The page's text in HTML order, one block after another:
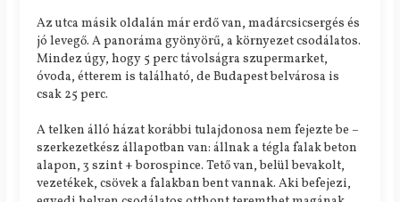
Az utca másik oldalán már erdő van, madárcsicsergés és
jó levegő. A panoráma gyönyörű, a környezet csodálatos.
Mindez úgy, hogy 5 perc távolságra szupermarket,
óvoda, étterem is található, de Budapest belvárosa is
csak 25 perc.
A telken álló házat korábbi tulajdonosa nem fejezte be –
szerkezetkész állapotban van: állnak a tégla falak beton
alapon, 3 szint + borospince. Tető van, belül bevakolt,
vezetékek, csövek a falakban bent vannak. Aki befejezi,